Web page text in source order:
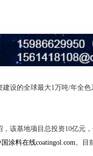
设的全球最大1万吨/年全色
该基地项目总投资10亿元
国涂料在线coatingol.com。目